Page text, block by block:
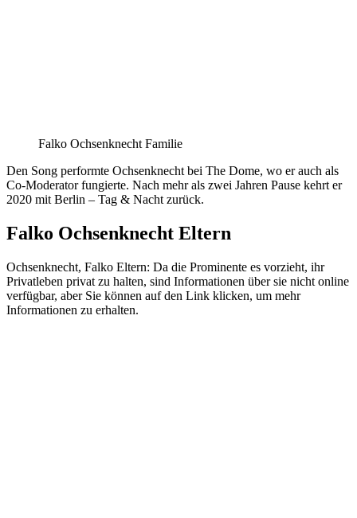
Falko Ochsenknecht Familie
Den Song performte Ochsenknecht bei The Dome, wo er auch als
Co-Moderator fungierte. Nach mehr als zwei Jahren Pause kehrt er
2020 mit Berlin – Tag & Nacht zurück.
Falko Ochsenknecht Eltern
Ochsenknecht, Falko Eltern: Da die Prominente es vorzieht, ihr
Privatleben privat zu halten, sind Informationen über sie nicht online
verfügbar, aber Sie können auf den Link klicken, um mehr
Informationen zu erhalten.